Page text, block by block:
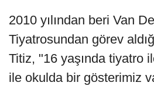
2010 yılından beri Van
Tiyatrosundan görev
Titiz, "16 yaşında tiyatro
ile okulda bir gösterimiz